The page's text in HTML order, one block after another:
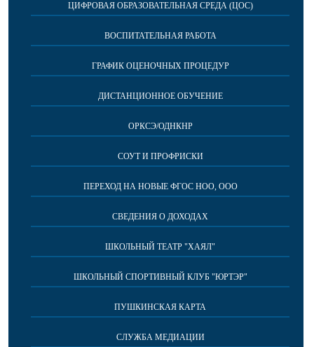
ЦИФРОВАЯ ОБРАЗОВАТЕЛЬНАЯ СРЕДА (ЦОС)
ВОСПИТАТЕЛЬНАЯ РАБОТА
ГРАФИК ОЦЕНОЧНЫХ ПРОЦЕДУР
ДИСТАНЦИОННОЕ ОБУЧЕНИЕ
ОРКСЭ/ОДНКНР
СОУТ И ПРОФРИСКИ
ПЕРЕХОД НА НОВЫЕ ФГОС НОО, ООО
СВЕДЕНИЯ О ДОХОДАХ
ШКОЛЬНЫЙ ТЕАТР "ХАЯЛ"
ШКОЛЬНЫЙ СПОРТИВНЫЙ КЛУБ "ЮРТЭР"
ПУШКИНСКАЯ КАРТА
СЛУЖБА МЕДИАЦИИ